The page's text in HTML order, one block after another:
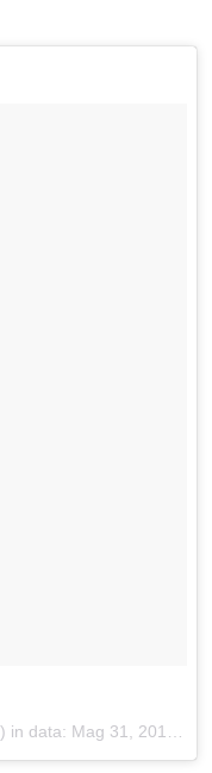
in data: Mag 31, 2018 at 11:18 PDT